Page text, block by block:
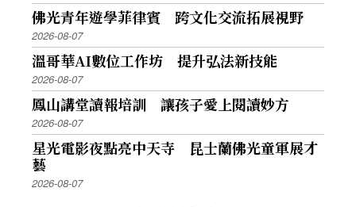
佛光青年遊學菲律賓 跨文化交流拓展視野
2026-08-07
溫哥華AI數位工作坊 提升弘法新技能
2026-08-07
鳳山講堂讀報培訓 讓孩子愛上閱讀妙方
2026-08-07
星光電影夜點亮中天寺 昆士蘭佛光童軍展才
藝
2026-08-07